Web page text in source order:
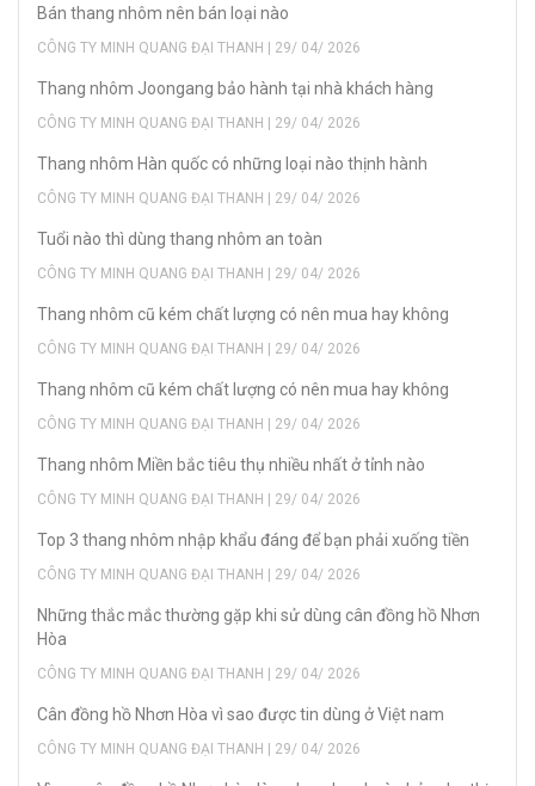
Bán thang nhôm nên bán loại nào
CÔNG TY MINH QUANG ĐẠI THANH | 29/ 04/ 2026
Thang nhôm Joongang bảo hành tại nhà khách hàng
CÔNG TY MINH QUANG ĐẠI THANH | 29/ 04/ 2026
Thang nhôm Hàn quốc có những loại nào thịnh hành
CÔNG TY MINH QUANG ĐẠI THANH | 29/ 04/ 2026
Tuổi nào thì dùng thang nhôm an toàn
CÔNG TY MINH QUANG ĐẠI THANH | 29/ 04/ 2026
Thang nhôm cũ kém chất lượng có nên mua hay không
CÔNG TY MINH QUANG ĐẠI THANH | 29/ 04/ 2026
Thang nhôm cũ kém chất lượng có nên mua hay không
CÔNG TY MINH QUANG ĐẠI THANH | 29/ 04/ 2026
Thang nhôm Miền bắc tiêu thụ nhiều nhất ở tỉnh nào
CÔNG TY MINH QUANG ĐẠI THANH | 29/ 04/ 2026
Top 3 thang nhôm nhập khẩu đáng để bạn phải xuống tiền
CÔNG TY MINH QUANG ĐẠI THANH | 29/ 04/ 2026
Những thắc mắc thường gặp khi sử dùng cân đồng hồ Nhơn
Hòa
CÔNG TY MINH QUANG ĐẠI THANH | 29/ 04/ 2026
Cân đồng hồ Nhơn Hòa vì sao được tin dùng ở Việt nam
CÔNG TY MINH QUANG ĐẠI THANH | 29/ 04/ 2026